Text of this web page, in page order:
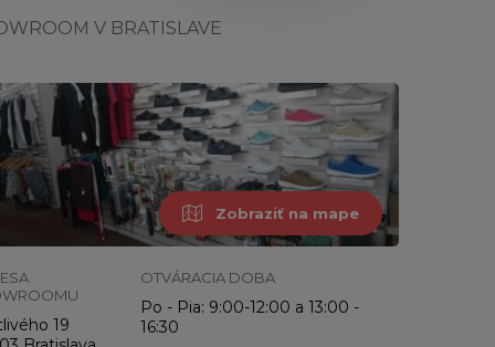
V BRATISLAVE
Zobraziť na mape
19
OTVÁRACIA DOBA
Po - Pia: 9:00-12:00 a 13:00 -
16:30